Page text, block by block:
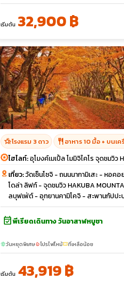
เริ่มต้น 32,900 ฿
hotel_classโรงแรม 3 ดาว restaurant อาหาร 10 มื้อ + บนเค
ไฮไลท์:อุโมงค์เมเปิ้ล โมมิจิไคโร จุดชมวิ
เที่ยว:วัดเซ็นโซจิ - ถนนนากามิเสะ - หอคอ
โดล่า ลิฟท์ - จุดชมวิว HAKUBA
ลบุฟเฟ่ต์ - อุทยานคามิโคจิ - สะพานกัปปะ
event_availableพีเรียดเดินทาง วันอาสาฬหบูชา
sunnyวันหยุดพิเศษlocal_fire_departmentโปรไฟไหม้confirmation_numberที่เหลือน้อย
เริ่มต้น 43,919 ฿